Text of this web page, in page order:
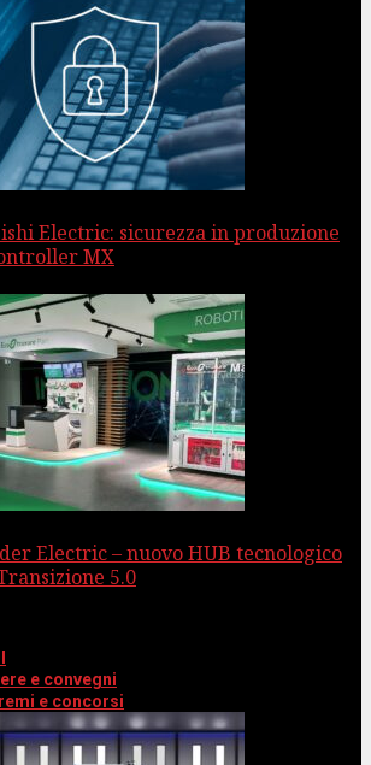
Electric: sicurezza in produzione
MX
Electric – nuovo HUB tecnologico
5.0
e convegni
e concorsi